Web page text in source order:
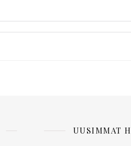
UUSIMMAT